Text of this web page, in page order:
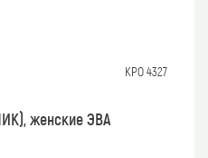
КРО 4327
женские ЭВА